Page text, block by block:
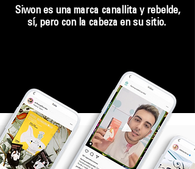
Siwon es una marca canallita y rebelde,
sí, pero con la cabeza en su sitio.